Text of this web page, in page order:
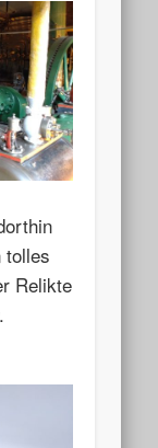
tolles
Relikte